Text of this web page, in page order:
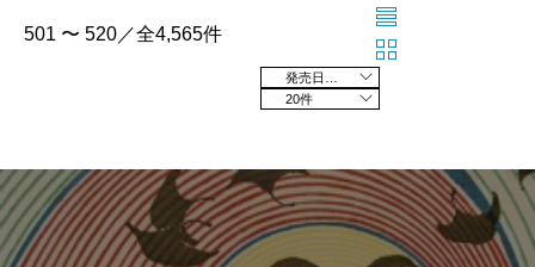
501 〜 520／全4,565件
20件